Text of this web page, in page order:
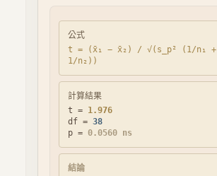
公式
t = (x̄₁ − x̄₂) / √(s_p² (1/n₁ +
1/n₂))
計算結果
t = 1.976
df = 38
p = 0.0560 ns
結論